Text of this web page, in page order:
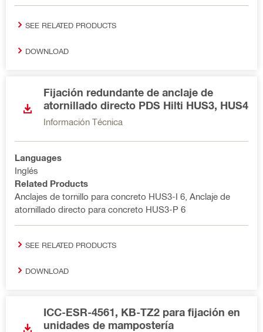
SEE RELATED PRODUCTS
DOWNLOAD
Fijación redundante de anclaje de
atornillado directo PDS Hilti HUS3, HUS4
Información Técnica
Languages
Inglés
Related Products
Anclajes de tornillo para concreto HUS3-I 6, Anclaje de
atornillado directo para concreto HUS3-P 6
SEE RELATED PRODUCTS
DOWNLOAD
ICC-ESR-4561, KB-TZ2 para fijación en
unidades de mampostería